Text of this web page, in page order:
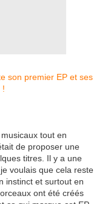
tout en
de proposer une
titres. Il y a une
voulais que cela reste
instinct et surtout en
ont été créés